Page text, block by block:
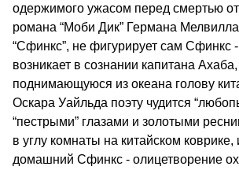
одержимого ужасом перед смертью
романа “Моби Дик” Германа
“Сфинкс”, не фигурирует сам Сфинкс
возникает в сознании капитана Ахаба,
поднимающуюся из океана голову
Оскара Уайльда поэту чудится
“пестрыми” глазами и золотыми
в углу комнаты на китайском
домашний Сфинкс - олицетворение